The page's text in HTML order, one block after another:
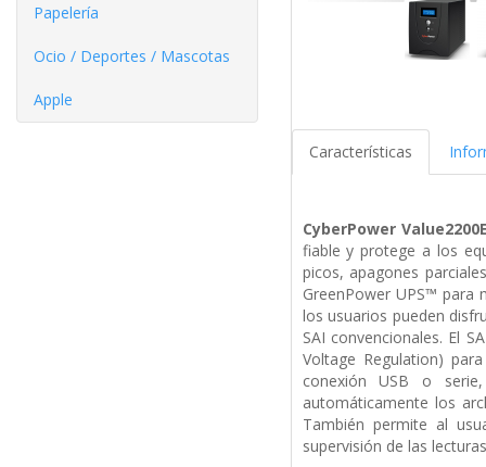
Papelería
Ocio / Deportes / Mascotas
Apple
Características
CyberPower
fiable y protege a los
picos, apagones
GreenPower UPS™
los usuarios pueden
SAI convencionales. El
Voltage Regulation)
conexión USB o
automáticamente los
También permite al
supervisión de las